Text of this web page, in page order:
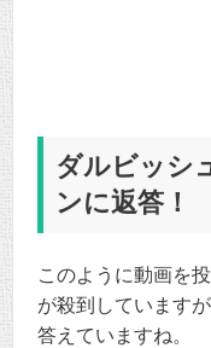
ダルビッシ
ンに返答！
このように動画を
が殺到しています
答えていますね。